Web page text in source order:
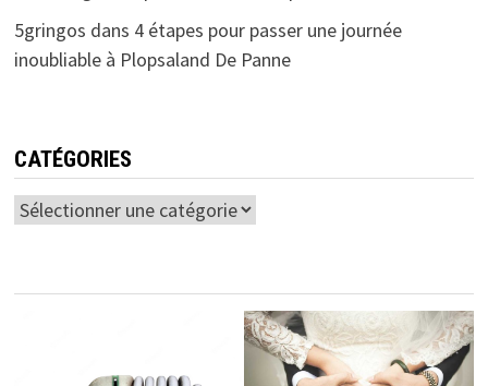
5gringos dans 4 étapes pour passer une journée
inoubliable à Plopsaland De Panne
CATÉGORIES
Catégories